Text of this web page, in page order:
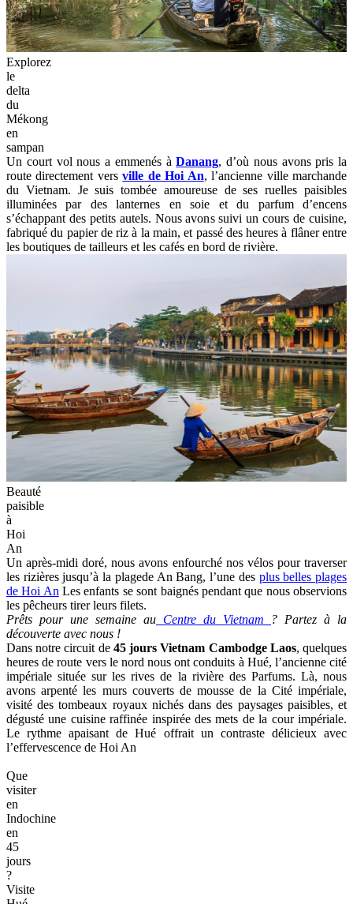
Explorez
le
delta
du
Mékong
en
sampan
Un court vol nous a emmenés àDanang, d’où nous avons pris la
route directement versville de Hoi An, l’ancienne ville marchande
du Vietnam. Je suis tombée amoureuse de ses ruelles paisibles
illuminées par des lanternes en soie et du parfum d’encens
s’échappant des petits autels. Nous avons suivi un cours de cuisine,
fabriqué du papier de riz à la main, et passé des heures à flâner entre
les boutiques de tailleurs et les cafés en bord de rivière.
Beauté
paisible
à
Hoi
An
Un après-midi doré, nous avons enfourché nos vélos pour traverser
les rizières jusqu’à la plagede An Bang, l’une des plus belles plages
de Hoi An Les enfants se sont baignés pendant que nous observions
les pêcheurs tirer leurs filets.
Prêts pour une semaine au Centre du Vietnam
? Partez à la
découverte avec nous !
Dans notre circuit de 45 jours Vietnam Cambodge Laos, quelques
heures de route vers le nord nous ont conduits à Hué, l’ancienne cité
impériale située sur les rives de la rivière des Parfums. Là, nous
avons arpenté les murs couverts de mousse de la Cité impériale,
visité des tombeaux royaux nichés dans des paysages paisibles, et
dégusté une cuisine raffinée inspirée des mets de la cour impériale.
Le rythme apaisant de Hué offrait un contraste délicieux avec
l’effervescence de Hoi An
Que
visiter
en
Indochine
en
45
jours
?
Visite